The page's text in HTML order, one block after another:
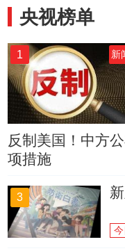
央视榜单
1 新
反制美国！中方
项措施
3